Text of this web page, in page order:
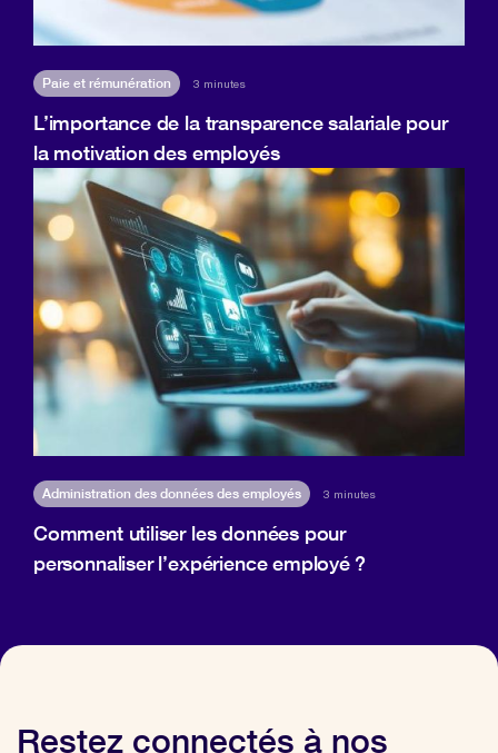
Paie et rémunération 3 minutes
L’importance de la transparence salariale pour
la motivation des employés
Administration des données des employés 3 minutes
Comment utiliser les données pour
personnaliser l’expérience employé ?
Restez connectés à nos